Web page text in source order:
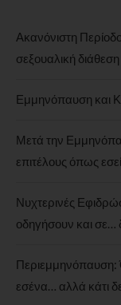
Ακανόνιστη
σεξουαλική
Εμμηνόπαυση και
Μετά την
επιτέλους όπως
Νυχτερινές
οδηγήσουν και σε…
Περιεμμηνόπαυση:
εσένα… αλλά κάτι